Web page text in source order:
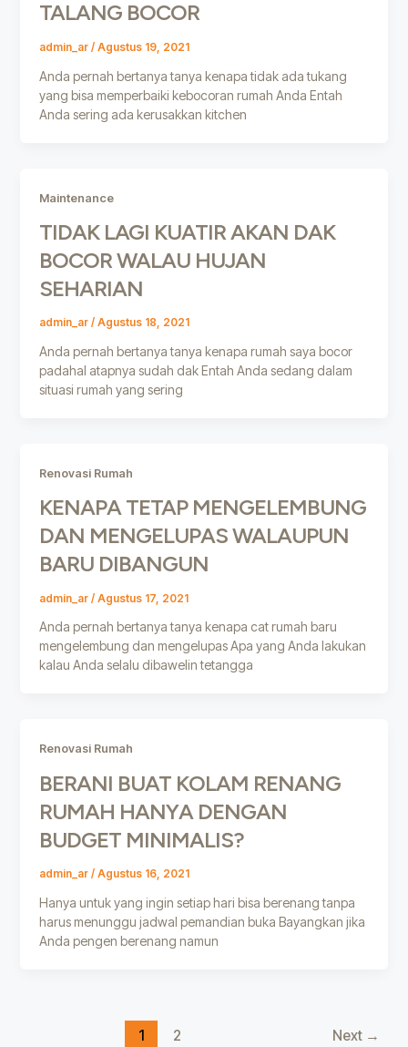
TALANG BOCOR
admin_ar / Agustus 19, 2021
Anda pernah bertanya tanya kenapa tidak ada tukang
yang bisa memperbaiki kebocoran rumah Anda Entah
Anda sering ada kerusakkan kitchen
Maintenance
TIDAK LAGI KUATIR AKAN DAK
BOCOR WALAU HUJAN
SEHARIAN
admin_ar / Agustus 18, 2021
Anda pernah bertanya tanya kenapa rumah saya bocor
padahal atapnya sudah dak Entah Anda sedang dalam
situasi rumah yang sering
Renovasi Rumah
KENAPA TETAP MENGELEMBUNG
DAN MENGELUPAS WALAUPUN
BARU DIBANGUN
admin_ar / Agustus 17, 2021
Anda pernah bertanya tanya kenapa cat rumah baru
mengelembung dan mengelupas Apa yang Anda lakukan
kalau Anda selalu dibawelin tetangga
Renovasi Rumah
BERANI BUAT KOLAM RENANG
RUMAH HANYA DENGAN
BUDGET MINIMALIS?
admin_ar / Agustus 16, 2021
Hanya untuk yang ingin setiap hari bisa berenang tanpa
harus menunggu jadwal pemandian buka Bayangkan jika
Anda pengen berenang namun
1 2 Next →